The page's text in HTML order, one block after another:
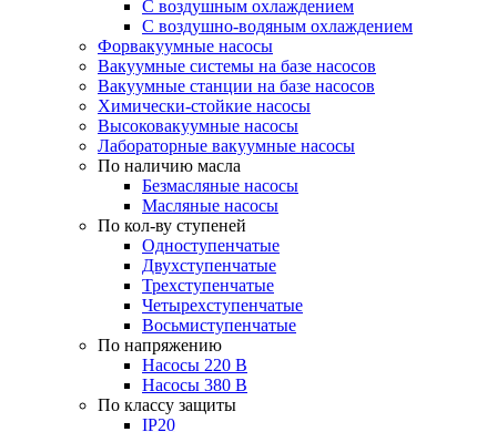
C воздушным охлаждением
C воздушно-водяным охлаждением
Форвакуумные насосы
Вакуумные системы на базе насосов
Вакуумные станции на базе насосов
Химически-стойкие насосы
Высоковакуумные насосы
Лабораторные вакуумные насосы
По наличию масла
Безмасляные насосы
Масляные насосы
По кол-ву ступеней
Одноступенчатые
Двухступенчатые
Трехступенчатые
Четырехступенчатые
Восьмиступенчатые
По напряжению
Насосы 220 В
Насосы 380 В
По классу защиты
IP20